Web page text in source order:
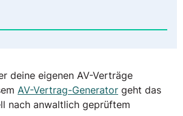
deine eigenen AV-Verträge
AV-Vertrag-Generator geht das
nach anwaltlich geprüftem